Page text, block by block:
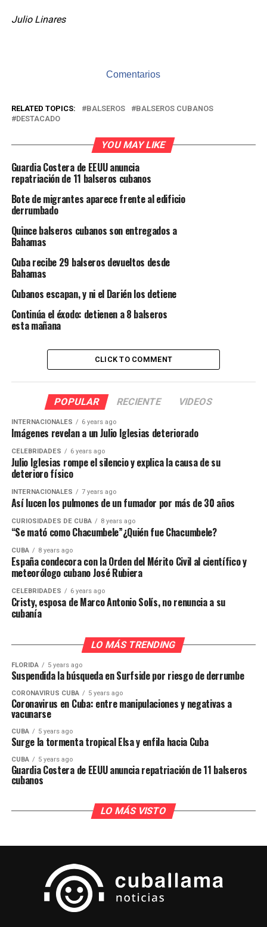
Julio Linares
Comentarios
RELATED TOPICS: BALSEROS
BALSEROS CUBANOS
DESTACADO
YOU MAY LIKE
Guardia Costera de EEUU anuncia
repatriación de 11 balseros cubanos
Bote de migrantes aparece frente al edificio
derrumbado
Quince balseros cubanos son entregados a
Bahamas
Cuba recibe 29 balseros devueltos desde
Bahamas
Cubanos escapan, y ni el Darién los detiene
Continúa el éxodo: detienen a 8 balseros
esta mañana
CLICK TO COMMENT
POPULAR RECIENTE VIDEOS
INTERNACIONALES 6 years ago
Imágenes revelan a un Julio Iglesias deteriorado
CELEBRIDADES 6 years ago
Julio Iglesias rompe el silencio y explica la causa de su
deterioro físico
INTERNACIONALES 7 years ago
Así lucen los pulmones de un fumador por más de 30 años
CURIOSIDADES DE CUBA 8 years ago
“Se mató como Chacumbele”¿Quién fue Chacumbele?
CUBA 8 years ago
España condecora con la Orden del Mérito Civil al científico y
meteorólogo cubano José Rubiera
CELEBRIDADES 6 years ago
Cristy, esposa de Marco Antonio Solís, no renuncia a su
cubanía
LO MÁS TRENDING
FLORIDA 5 years ago
Suspendida la búsqueda en Surfside por riesgo de derrumbe
CORONAVIRUS CUBA 5 years ago
Coronavirus en Cuba: entre manipulaciones y negativas a
vacunarse
CUBA 5 years ago
Surge la tormenta tropical Elsa y enfila hacia Cuba
CUBA 5 years ago
Guardia Costera de EEUU anuncia repatriación de 11 balseros
cubanos
LO MÁS VISTO